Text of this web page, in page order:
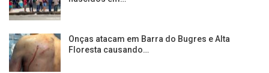
Onças atacam em Barra do Bugres e Alta
Floresta causando…